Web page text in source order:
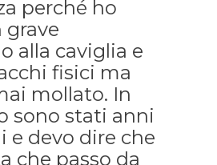
perché ho
grave
alla caviglia e
fisici ma
mollato. In
sono stati anni
e devo dire che
che passo da